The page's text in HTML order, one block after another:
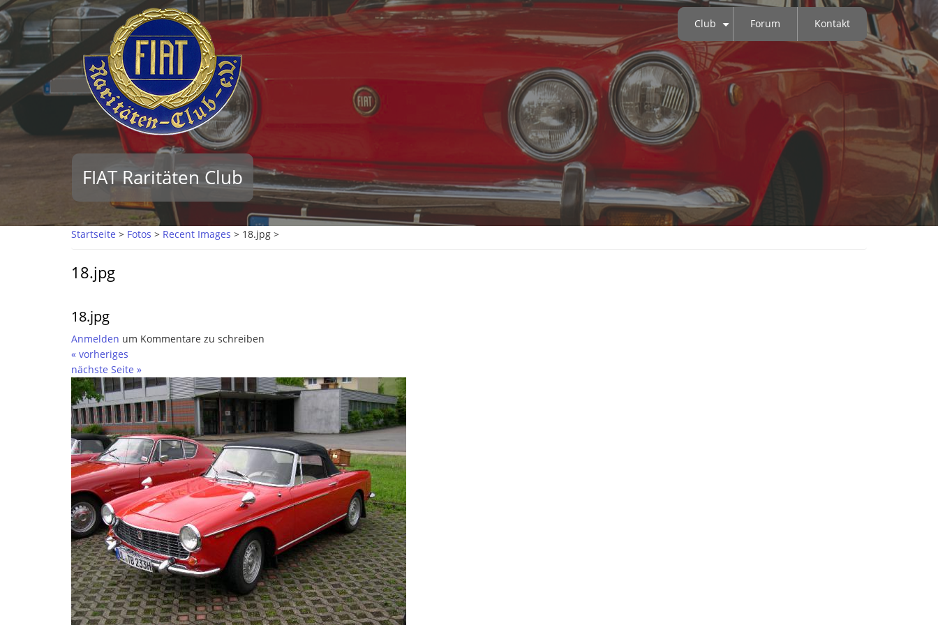
Direkt
zum
Inhalt
FIAT Raritäten Club
Club Forum Kontakt
Startseite > Fotos > Recent Images > 18.jpg >
18.jpg
18.jpg
Anmelden um Kommentare zu schreiben
« vorheriges
nächste Seite »